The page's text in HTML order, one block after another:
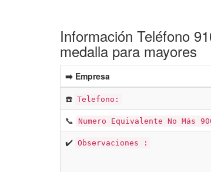
Información Teléfono
medalla para mayores
➡️ Empresa
☎️ Telefono:
📞 Numero Equivalente No Más
✔️ Observaciones :